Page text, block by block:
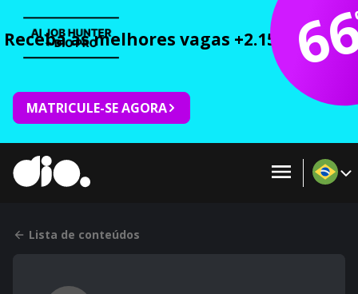
Receba as melhores vagas +2.150 cursos
MATRICULE-SE AGORA
Lista de conteúdos